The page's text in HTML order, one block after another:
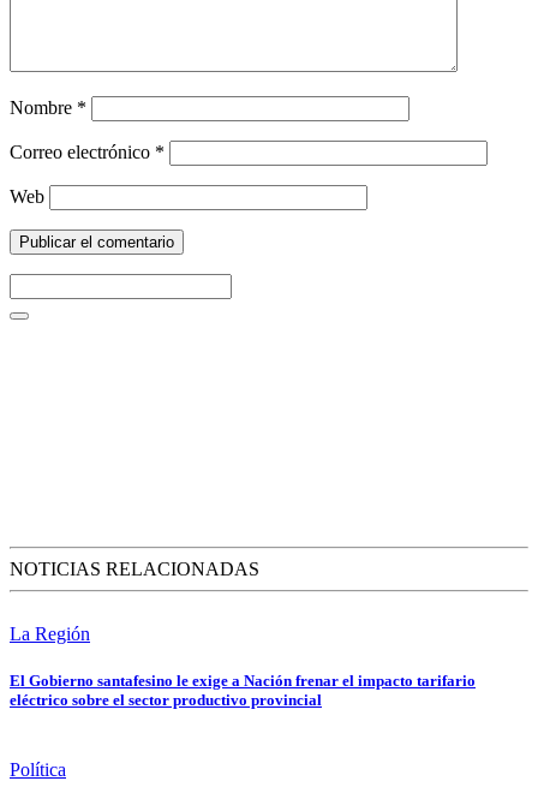
Nombre *
Correo electrónico *
Web
NOTICIAS RELACIONADAS
La Región
El Gobierno santafesino le exige a Nación frenar el impacto tarifario
eléctrico sobre el sector productivo provincial
Política